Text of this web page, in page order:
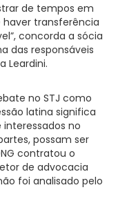
de tempos em
haver transferência
concorda a sócia
das responsáveis
Leardini.
no STJ como
latina significa
interessados no
possam ser
contratou o
de advocacia
foi analisado pelo